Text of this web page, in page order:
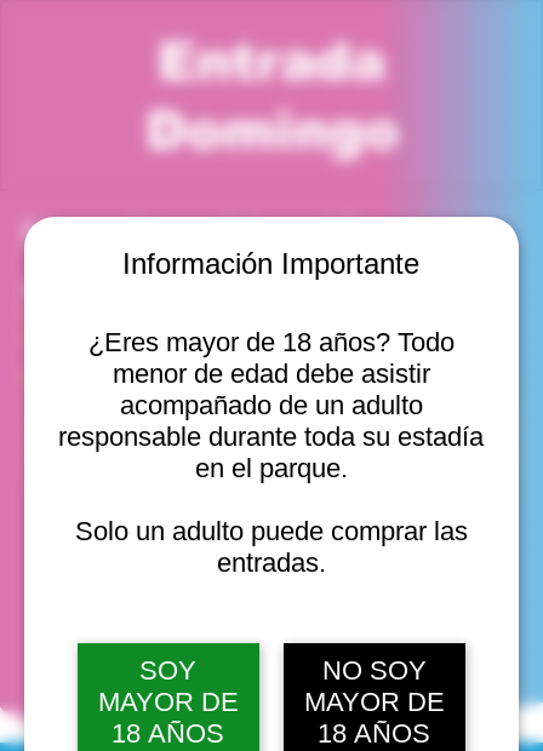
Información Importante
¿Eres mayor de 18 años? Todo
menor de edad debe asistir
acompañado de un adulto
responsable durante toda su estadía
en el parque.
Solo un adulto puede comprar las
entradas.
SOY
MAYOR DE
18 AÑOS
NO SOY
MAYOR DE
18 AÑOS
Entrada
Domingo
Horario y ubicación
Valparaíso, Chile
Otras fechas
dom, 16 ago, 10:00 a. m.
dom, 16 ago, 11:00 a. m.
dom, 16 ago, 12:00 p. m.
Ver 10
fechas